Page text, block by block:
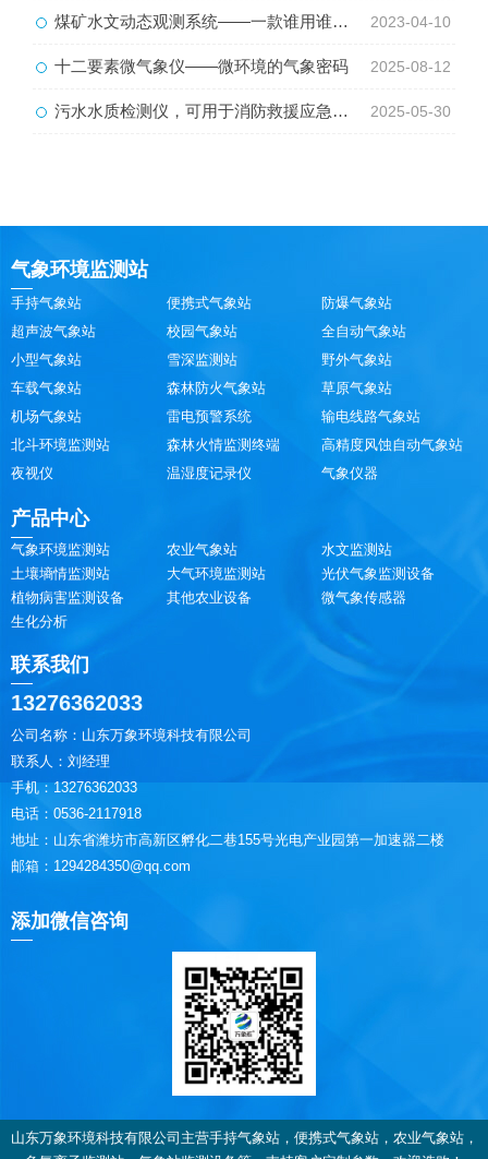
煤矿水文动态观测系统——一款谁用谁知道的水文实时监测系统#2023新闻已更新 2023-04-10
十二要素微气象仪——微环境的气象密码 2025-08-12
污水水质检测仪，可用于消防救援应急设备 2025-05-30
气象环境监测站
手持气象站 便携式气象站
防爆气象站
超声波气象站
校园气象站
全自动气象站
小型气象站
雪深监测站
野外气象站
车载气象站
森林防火气象站
草原气象站
机场气象站
雷电预警系统
输电线路气象站
北斗环境监测站
森林火情监测终端
高精度风蚀自动气象站
夜视仪
温湿度记录仪 气象仪器
产品中心
气象环境监测站 农业气象站
水文监测站
土壤墒情监测站
大气环境监测站
光伏气象监测设备
植物病害监测设备
其他农业设备
微气象传感器
生化分析
联系我们
13276362033
公司名称：山东万象环境科技有限公司
联系人：刘经理
手机：13276362033
电话：0536-2117918
地址：山东省潍坊市高新区孵化二巷155号光电产业园第一加速器二楼
邮箱：1294284350@qq.com
添加微信咨询
山东万象环境科技有限公司主营手持气象站，便携式气象站，农业气象站，